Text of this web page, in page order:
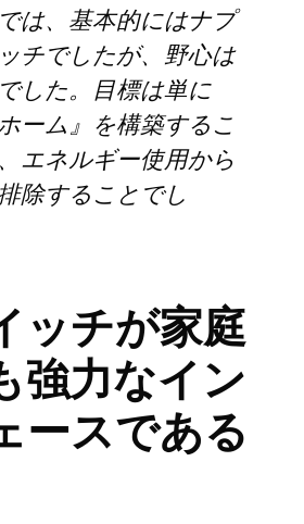
は、基本的にはナプ
チでしたが、野心は
した。目標は単に
ーム』を構築するこ
エネルギー使用から
除することでし
ッチが家庭
強力なイン
ースである